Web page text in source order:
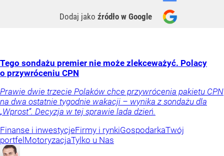
Dodaj jako źródło w Google
Tego sondażu premier nie może zlekceważyć. Polacy
o przywróceniu CPN
Prawie dwie trzecie Polaków chce przywrócenia pakietu CPN
na dwa ostatnie tygodnie wakacji – wynika z sondażu dla
„Wprost”. Decyzja w tej sprawie lada dzień.
Finanse i inwestycjeFirmy i rynkiGospodarkaTwój
portfel MotoryzacjaTylko u Nas